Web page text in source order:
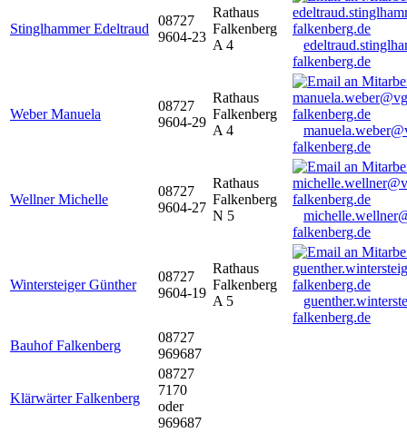
Stinglhammer Edeltraud
08727
9604-23
Rathaus
Falkenberg
A 4
falkenberg.de
Weber Manuela
08727
9604-29
Rathaus
Falkenberg
A 4
falkenberg.de
Wellner Michelle
08727
9604-27
Rathaus
Falkenberg
N 5
falkenberg.de
Wintersteiger Günther
08727
9604-19
Rathaus
Falkenberg
A 5
falkenberg.de
Bauhof Falkenberg
08727
969687
Klärwärter Falkenberg
08727
7170
oder
969687